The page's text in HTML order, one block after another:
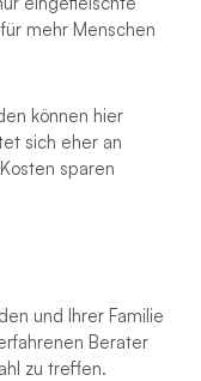
mehr Menschen
können hier
sich eher an
sparen
und Ihrer Familie
Berater
zu treffen.